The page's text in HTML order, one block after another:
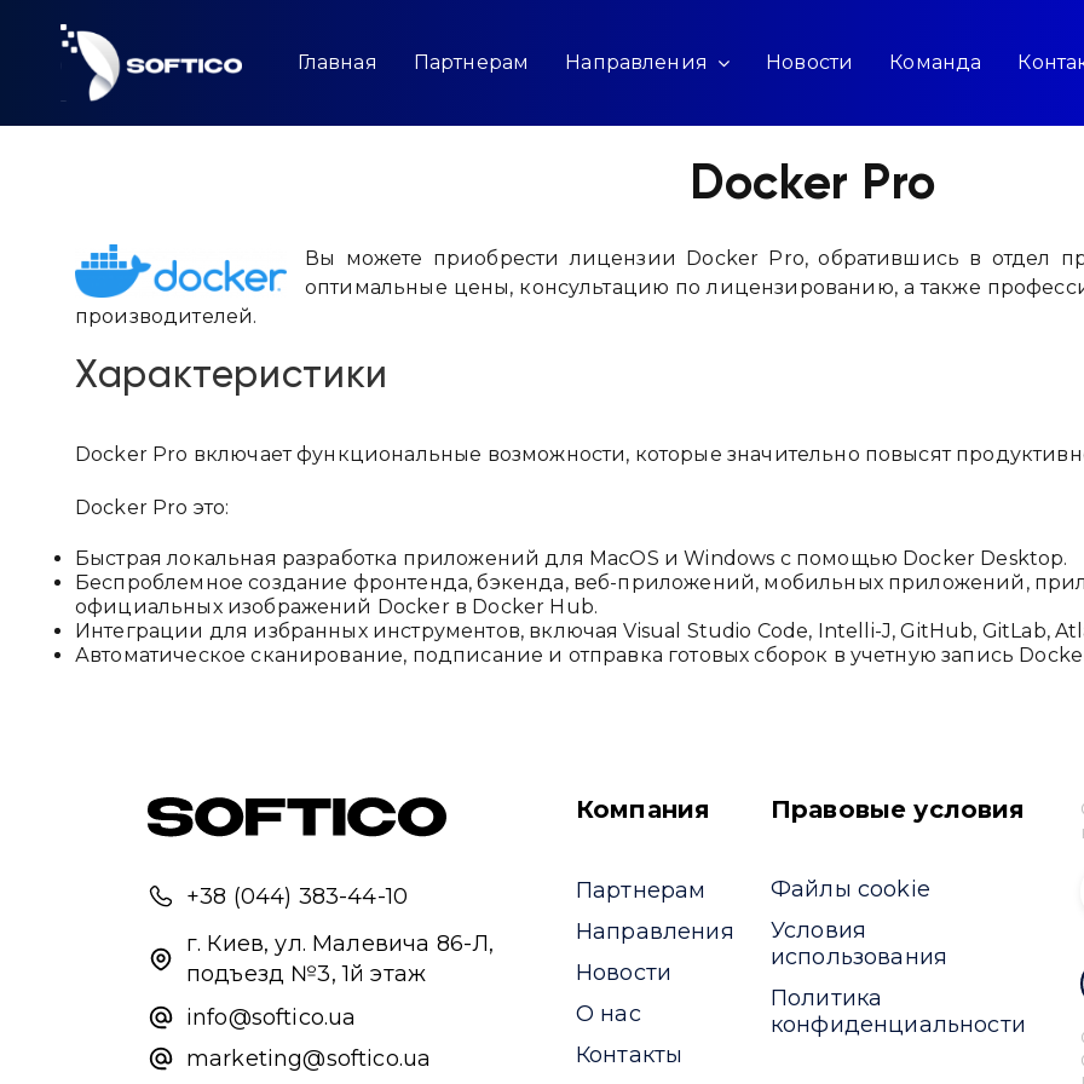
content
Главная Партнерам Направления Новости Команда
Docker Pro
Вы можете приобрести лицензии Docker Pro, обратившись в отдел
оптимальные цены, консультацию по лицензированию, а также
производителей.
Характеристики
Docker Pro включает функциональные возможности, которые значительно повысят
Docker Pro это:
Быстрая локальная разработка приложений для MacOS и Windows с помощью Docker Desktop.
Беспроблемное создание фронтенда, бэкенда, веб-приложений, мобильных приложений,
официальных изображений Docker в Docker Hub.
Интеграции для избранных инструментов, включая Visual Studio Code, Intelli-J, GitHub, GitLab,
Автоматическое сканирование, подписание и отправка готовых сборок в учетную запись
+38 (044) 383-44-10
г. Киев, ул. Малевича 86-Л,
подъезд №3, 1й этаж
info@softico.ua
marketing@softico.ua
Компания
Партнерам
Направления
Новости
О нас
Контакты
Правовые условия
Файлы cookie
Условия
использования
Политика
конфиденциальности